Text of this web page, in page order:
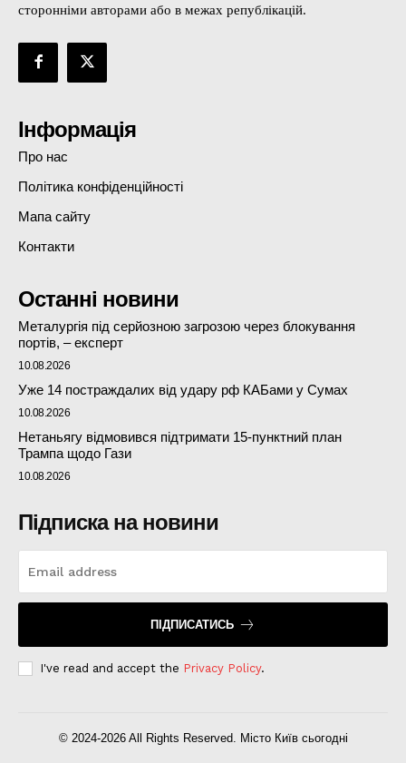
сторонніми авторами або в межах републікацій.
Інформація
Про нас
Політика конфіденційності
Мапа сайту
Контакти
Останні новини
Металургія під серйозною загрозою через блокування
портів, – експерт
10.08.2026
Уже 14 постраждалих від удару рф КАБами у Сумах
10.08.2026
Нетаньягу відмовився підтримати 15-пунктний план
Трампа щодо Гази
10.08.2026
Підписка на новини
ПІДПИСАТИСЬ
I've read and accept the Privacy Policy.
© 2024-2026 All Rights Reserved. Місто Київ сьогодні